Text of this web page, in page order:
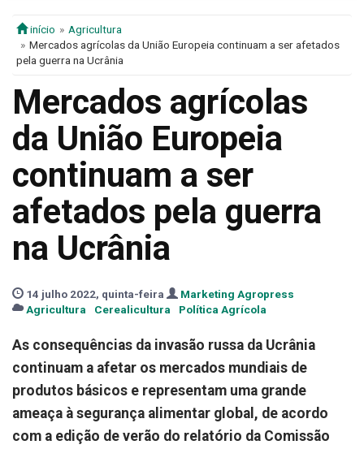
início
Agricultura
Mercados agrícolas da União Europeia continuam a ser afetados
pela guerra na Ucrânia
Mercados agrícolas
da União Europeia
continuam a ser
afetados pela guerra
na Ucrânia
14 julho 2022, quinta-feira
Marketing Agropress
Agricultura
Cerealicultura Política Agrícola
As consequências da invasão russa da Ucrânia
continuam a afetar os mercados mundiais de
produtos básicos e representam uma grande
ameaça à segurança alimentar global, de acordo
com a edição de verão do relatório da Comissão